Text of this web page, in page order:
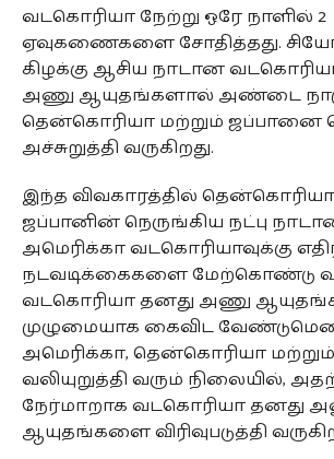
வடகொரியா நேற்று ஒரே நாளில் 2
ஏவுகணைகளை சோதித்தது.
கிழக்கு ஆசிய நாடான
அணு ஆயுதங்களால் அண்டை
தென்கொரியா மற்றும் ஜப்பானை
அச்சுறுத்தி வருகிறது.
இந்த விவகாரத்தில்
ஜப்பானின் நெருங்கிய நட்பு
அமெரிக்கா வடகொரியாவுக்கு
நடவடிக்கைகளை மேற்கொண்டு
வடகொரியா தனது அணு
முழுமையாக கைவிட
அமெரிக்கா, தென்கொரியா
வலியுறுத்தி வரும் நிலையில்,
நேர்மாறாக வடகொரியா தனது
ஆயுதங்களை விரிவுபடுத்தி